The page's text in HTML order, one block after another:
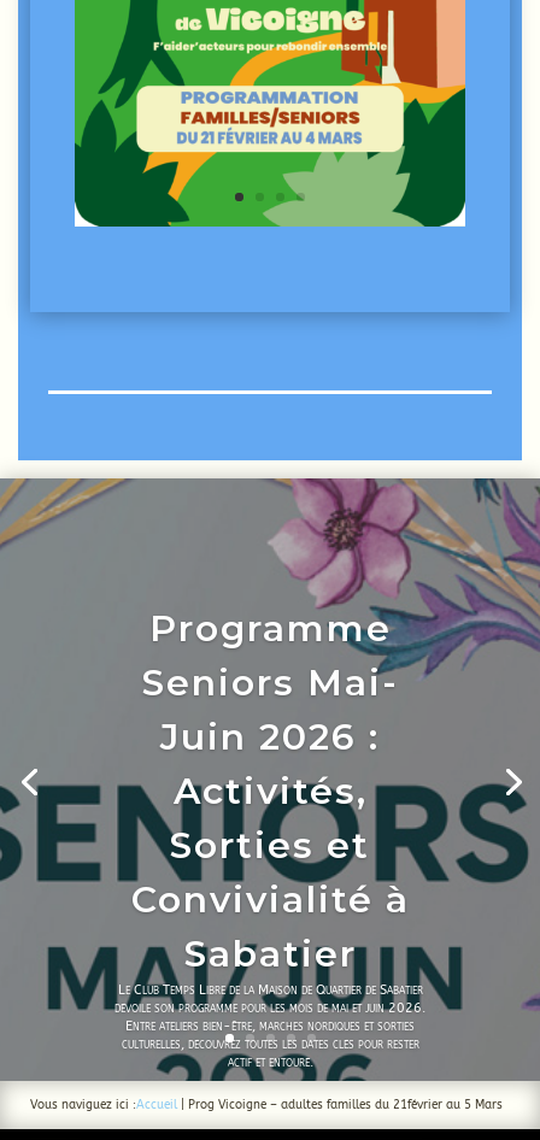
Programme
Seniors Mai-
Juin 2026 :
Activités,
Sorties et
Convivialité à
Sabatier
Le Club Temps Libre de la Maison de Quartier de Sabatier
dévoile son programme pour les mois de mai et juin 2026.
Entre ateliers bien-être, marches nordiques et sorties
culturelles, découvrez toutes les dates clés pour rester
actif et entouré.
Lire l'acticle
Vous naviguez ici :Accueil| Prog Vicoigne – adultes familles du 21février au 5 Mars